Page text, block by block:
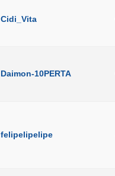
Cidi_Vita
Daimon-10PERTA
felipelipelipe